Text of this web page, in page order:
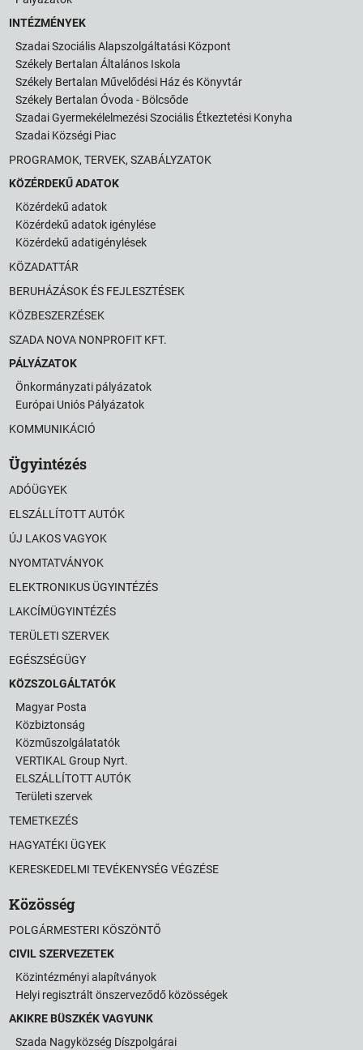
INTÉZMÉNYEK
Szadai Szociális Alapszolgáltatási Központ
Székely Bertalan Általános Iskola
Székely Bertalan Művelődési Ház és Könyvtár
Székely Bertalan Óvoda - Bölcsőde
Szadai Gyermekélelmezési Szociális Étkeztetési Konyha
Szadai Községi Piac
PROGRAMOK, TERVEK, SZABÁLYZATOK
KÖZÉRDEKŰ ADATOK
Közérdekű adatok
Közérdekű adatok igénylése
Közérdekű adatigénylések
KÖZADATTÁR
BERUHÁZÁSOK ÉS FEJLESZTÉSEK
KÖZBESZERZÉSEK
SZADA NOVA NONPROFIT KFT.
PÁLYÁZATOK
Önkormányzati pályázatok
Európai Uniós Pályázatok
KOMMUNIKÁCIÓ
Ügyintézés
ADÓÜGYEK
ELSZÁLLÍTOTT AUTÓK
ÚJ LAKOS VAGYOK
NYOMTATVÁNYOK
ELEKTRONIKUS ÜGYINTÉZÉS
LAKCÍMÜGYINTÉZÉS
TERÜLETI SZERVEK
EGÉSZSÉGÜGY
KÖZSZOLGÁLTATÓK
Magyar Posta
Közbiztonság
Közműszolgálatatók
VERTIKAL Group Nyrt.
ELSZÁLLÍTOTT AUTÓK
Területi szervek
TEMETKEZÉS
HAGYATÉKI ÜGYEK
KERESKEDELMI TEVÉKENYSÉG VÉGZÉSE
Közösség
POLGÁRMESTERI KÖSZÖNTŐ
CIVIL SZERVEZETEK
Közintézményi alapítványok
Helyi regisztrált önszerveződő közösségek
AKIKRE BÜSZKÉK VAGYUNK
Szada Nagyközség Díszpolgárai